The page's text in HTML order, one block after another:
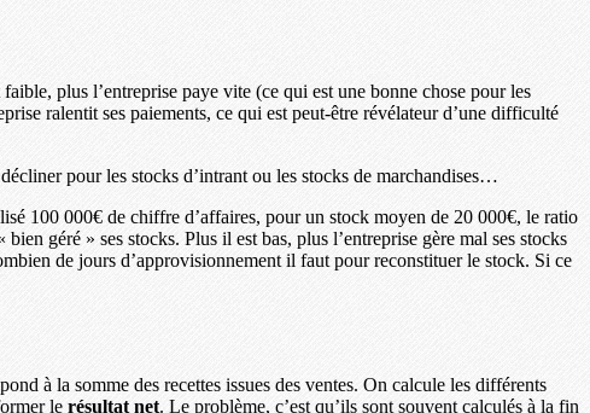
plus l’entreprise paye vite (ce qui est une bonne chose pour les
ralentit ses paiements, ce qui est peut-être révélateur d’une difficulté
pour les stocks d’intrant ou les stocks de marchandises…
100 000€ de chiffre d’affaires, pour un stock moyen de 20 000€, le ratio
géré » ses stocks. Plus il est bas, plus l’entreprise gère mal ses stocks
de jours d’approvisionnement il faut pour reconstituer le stock. Si ce
à la somme des recettes issues des ventes. On calcule les différents
le résultat net. Le problème, c’est qu’ils sont souvent calculés à la fin